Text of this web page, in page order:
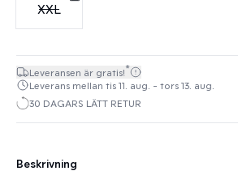
XXL
Leveransen är gratis!*
Leverans mellan tis 11. aug. - tors 13. aug.
30 DAGARS LÄTT RETUR
Beskrivning